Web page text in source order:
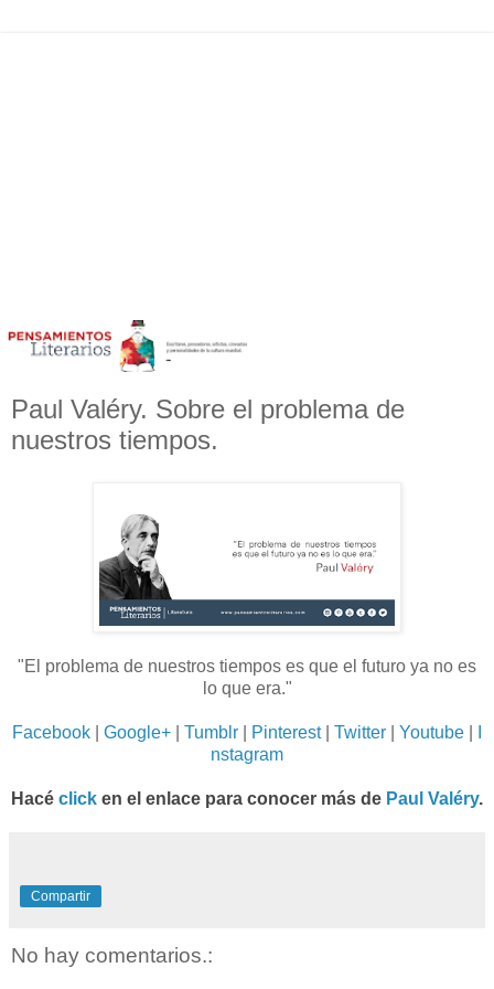
Paul Valéry. Sobre el problema de
nuestros tiempos.
"El problema de nuestros tiempos es que el futuro ya no es
lo que era."
Facebook Google+ Tumblr Pinterest| Twitter Youtube
nstagram
Hacé click en el enlace para conocer más de Paul Valéry.
Compartir
No hay comentarios.: